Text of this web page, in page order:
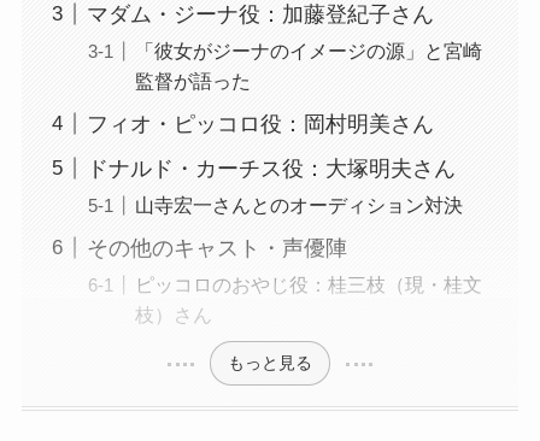
マダム・ジーナ役：加藤登紀子さん
「彼女がジーナのイメージの源」と宮崎
監督が語った
フィオ・ピッコロ役：岡村明美さん
ドナルド・カーチス役：大塚明夫さん
山寺宏一さんとのオーディション対決
その他のキャスト・声優陣
ピッコロのおやじ役：桂三枝（現・桂文
枝）さん
もっと見る